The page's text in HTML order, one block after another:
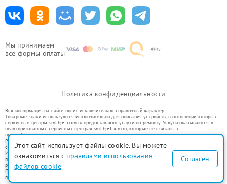
Мы принимаем
все формы оплаты
Политика конфиденциальности
Вся информация на сайте носит исключительно справочный характер.
Товарные знаки используются исключительно для описания устройств, в отношении которых
сервисные центры sml.hp-fixim.ru предоставляют услуги по ремонту. Услуги оказываются в
неавторизованных сервисных центрах sml.hp-fixim.ru, которые не связаны с
правообладателями товарных знаков или их официальными представителями.
Ремонт осуществляется для устройств, уже введенных в гражданский оборот в соответствии
со статьей 1487 ГК РФ.
Использование товарных знаков не преследует цели индивидуализации услуг или введения
потребителей в заблуждение, а служит для информирования о предоставляемых услугах по
ремонту техники указанных брендов.
Представленная на сайте информация не является публичной офертой, определяемой
положениями Статьи 437(2) Гражданского кодекса РФ
Этот сайт использует файлы cookie. Вы можете
ознакомиться с правилами использования
файлов cookie
Согласен